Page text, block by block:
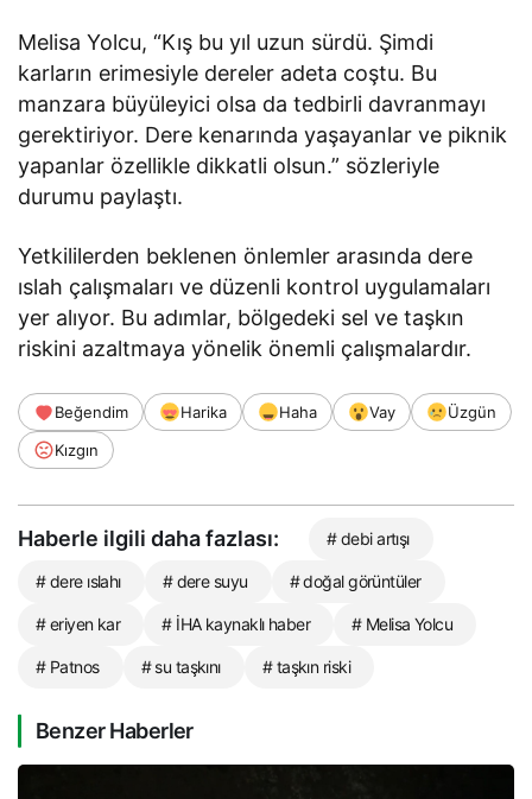
Melisa Yolcu, “Kış bu yıl uzun sürdü. Şimdi
karların erimesiyle dereler adeta coştu. Bu
manzara büyüleyici olsa da tedbirli davranmayı
gerektiriyor. Dere kenarında yaşayanlar ve piknik
yapanlar özellikle dikkatli olsun.” sözleriyle
durumu paylaştı.
Yetkililerden beklenen önlemler arasında dere
ıslah çalışmaları ve düzenli kontrol uygulamaları
yer alıyor. Bu adımlar, bölgedeki sel ve taşkın
riskini azaltmaya yönelik önemli çalışmalardır.
Beğendim Harika Haha Vay
Üzgün
Kızgın
Haberle ilgili daha fazlası: # debi artışı
# dere ıslahı # dere suyu # doğal görüntüler
# eriyen kar # İHA kaynaklı haber # Melisa Yolcu
# Patnos # su taşkını # taşkın riski
Benzer Haberler